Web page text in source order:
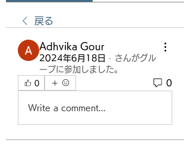
戻る
Adhvika Gour
2024年6月18日 · さんがグル
ープに参加しました。
0 0
Write a comment...